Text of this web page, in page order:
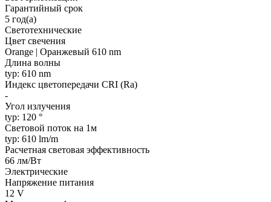
Гарантийный срок
5 год(а)
Светотехнические
Цвет свечения
Orange | Оранжевый 610 nm
Длина волны
typ: 610 nm
Индекс цветопередачи CRI (Ra)
-
Угол излучения
typ: 120 °
Световой поток на 1м
typ: 610 lm/m
Расчетная световая эффективность
66 лм/Вт
Электрические
Напряжение питания
12 V